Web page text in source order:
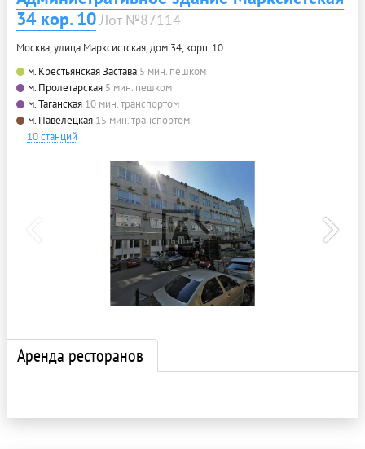
34 кор. 10 Лот №87114
Москва, улица Марксистская, дом 34, корп. 10
м. Крестьянская Застава 5 мин. пешком
м. Пролетарская 5 мин. пешком
м. Таганская 10 мин. транспортом
м. Павелецкая 15 мин. транспортом
10 станций
Аренда ресторанов